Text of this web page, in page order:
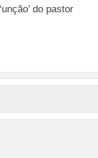
do pastor